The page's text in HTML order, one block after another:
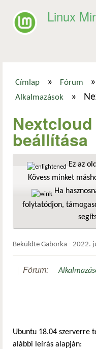
Linux
Jelenlegi
Címlap » Fórum »
Alkalmazások »
beállítása
Ez az
Kövess minket
Ha
folytatódjon,
Beküldte Gaborka - 2022.
Fórum:
Ubuntu 18.04 szerverre
alábbi leírás alapján: